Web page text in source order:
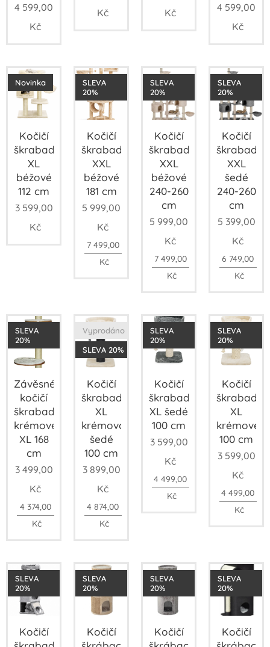
4 599,00
Kč
Kč
Kč
4 599,00
Kč
Kočičí
škrabadlo
XL
béžové
112 cm
Novinka
3 599,00
Kč
Kočičí
škrabadlo
XXL
béžové
181 cm
SLEVA
20%
5 999,00
Kč
7 499,00
Kč
Kočičí
škrabadlo
XXL
béžové
240-260
cm
SLEVA
20%
5 999,00
Kč
7 499,00
Kč
Kočičí
škrabadlo
XXL
šedé
240-260
cm
SLEVA
20%
5 399,00
Kč
6 749,00
Kč
Závěsné
kočičí
škrabadlo
krémové
XL 168
cm
SLEVA
20%
3 499,00
Kč
4 374,00
Kč
Kočičí
škrabadlo
XL
krémovo-
šedé
100 cm
Vyprodáno
SLEVA 20%
3 899,00
Kč
4 874,00
Kč
Kočičí
škrabadlo
XL šedé
100 cm
SLEVA
20%
3 599,00
Kč
4 499,00
Kč
Kočičí
škrabadlo
XL
krémové
100 cm
SLEVA
20%
3 599,00
Kč
4 499,00
Kč
Kočičí
SLEVA
20%
Kočičí
SLEVA
20%
Kočičí
SLEVA
20%
Kočičí
SLEVA
20%